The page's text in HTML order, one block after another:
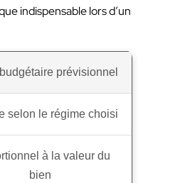
indispensable lors d’un
prévisionnel
selon le régime choisi
à la valeur du
bien